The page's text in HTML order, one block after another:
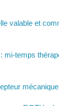
valable et
mi-temps
mécanique